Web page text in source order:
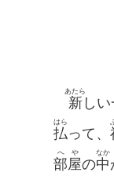
新
あたら
し
払
はら
って、
部屋
へや
の中
なか